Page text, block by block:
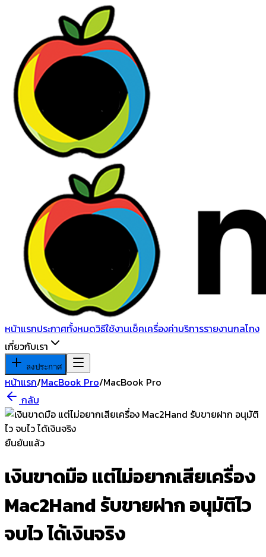
หน้าแรกประกาศทั้งหมดวิธีใช้งานเช็คเครื่องค่าบริการรายงานกลโกง
เกี่ยวกับเรา
ลงประกาศ
หน้าแรก/MacBook Pro/MacBook Pro
กลับ
ยืนยันแล้ว
เงินขาดมือ แต่ไม่อยากเสียเครื่อง
Mac2Hand รับขายฝาก อนุมัติไว
จบไว ได้เงินจริง